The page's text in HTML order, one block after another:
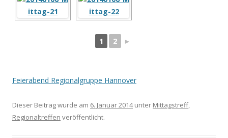
1 2 ►
Feierabend Regionalgruppe Hannover
Dieser Beitrag wurde am 6. Januar 2014unter Mittagstreff,
Regionaltreffen veröffentlicht.